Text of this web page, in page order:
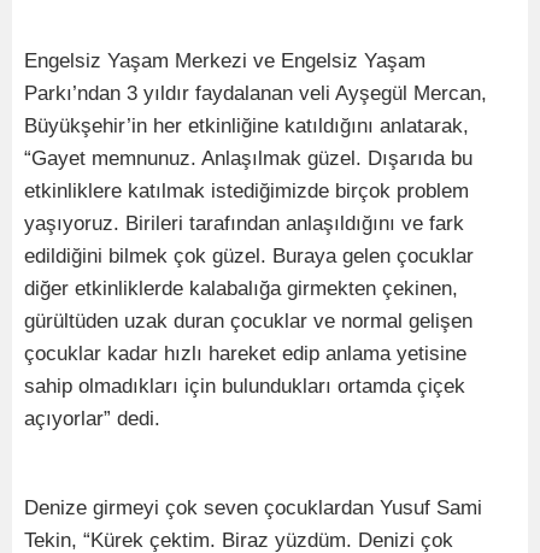
Engelsiz Yaşam Merkezi ve Engelsiz Yaşam
Parkı’ndan 3 yıldır faydalanan veli Ayşegül Mercan,
Büyükşehir’in her etkinliğine katıldığını anlatarak,
“Gayet memnunuz. Anlaşılmak güzel. Dışarıda bu
etkinliklere katılmak istediğimizde birçok problem
yaşıyoruz. Birileri tarafından anlaşıldığını ve fark
edildiğini bilmek çok güzel. Buraya gelen çocuklar
diğer etkinliklerde kalabalığa girmekten çekinen,
gürültüden uzak duran çocuklar ve normal gelişen
çocuklar kadar hızlı hareket edip anlama yetisine
sahip olmadıkları için bulundukları ortamda çiçek
açıyorlar” dedi.
Denize girmeyi çok seven çocuklardan Yusuf Sami
Tekin, “Kürek çektim. Biraz yüzdüm. Denizi çok